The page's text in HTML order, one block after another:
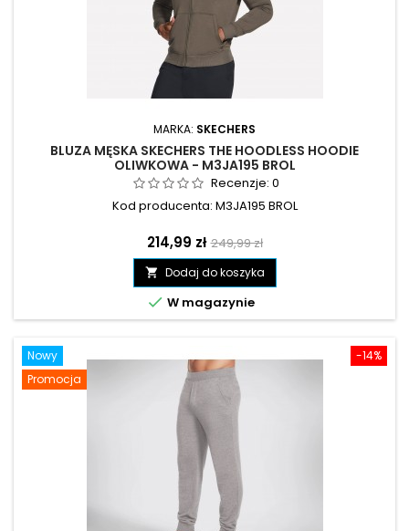
MARKA: SKECHERS
BLUZA MĘSKA SKECHERS THE HOODLESS HOODIE
OLIWKOWA - M3JA195 BROL
Recenzje: 0
Kod producenta: M3JA195 BROL
Cena
214,99 zł Cena
podstawowa
249,99 zł
 Dodaj do koszyka
 W magazynie
-14%
Nowy
Promocja